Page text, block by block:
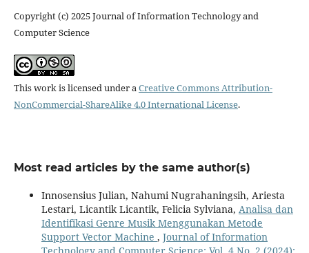
Copyright (c) 2025 Journal of Information Technology and
Computer Science
This work is licensed under aCreative Commons Attribution-
NonCommercial-ShareAlike 4.0 International License.
Most read articles by the same author(s)
Innosensius Julian, Nahumi Nugrahaningsih, Ariesta
Lestari, Licantik Licantik, Felicia Sylviana, Analisa dan
Identifikasi Genre Musik Menggunakan Metode
Support Vector Machine , Journal of Information